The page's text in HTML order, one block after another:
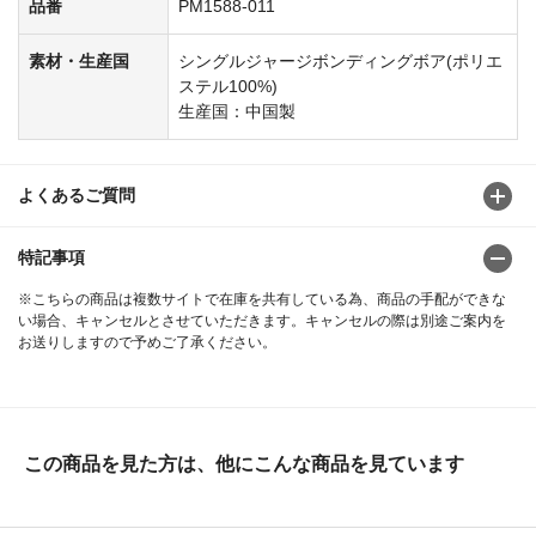
品番 PM1588-011
素材・生産国
シングルジャージボンディングボア(ポリエ
ステル100%)
生産国：中国製
よくあるご質問
特記事項
※こちらの商品は複数サイトで在庫を共有している為、商品の手配ができな
い場合、キャンセルとさせていただきます。キャンセルの際は別途ご案内を
お送りしますので予めご了承ください。
この商品を見た方は、他にこんな商品を見ています